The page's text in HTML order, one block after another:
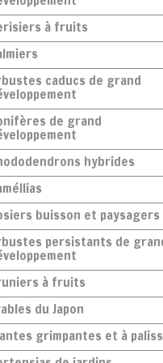
à fruits
hybrides
buisson et paysagers
à fruits
du Japon
grimpantes et à